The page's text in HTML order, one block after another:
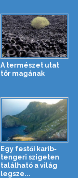
A természet utat
tör magának
Egy festői karib-
tengeri szigeten
található a világ
legsze...